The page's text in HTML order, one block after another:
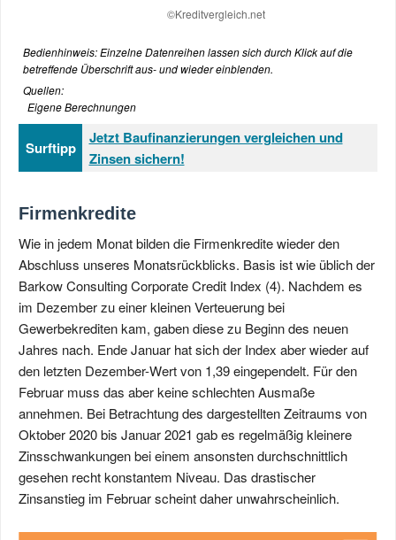
Bedienhinweis: Einzelne Datenreihen lassen sich durch Klick auf die
betreffende Überschrift aus- und wieder einblenden.
Quellen:
Eigene Berechnungen
Surftipp
Jetzt Baufinanzierungen vergleichen und
Zinsen sichern!
Firmenkredite
Wie in jedem Monat bilden die Firmenkredite wieder den
Abschluss unseres Monatsrückblicks. Basis ist wie üblich der
Barkow Consulting Corporate Credit Index (4). Nachdem es
im Dezember zu einer kleinen Verteuerung bei
Gewerbekrediten kam, gaben diese zu Beginn des neuen
Jahres nach. Ende Januar hat sich der Index aber wieder auf
den letzten Dezember-Wert von 1,39 eingependelt. Für den
Februar muss das aber keine schlechten Ausmaße
annehmen. Bei Betrachtung des dargestellten Zeitraums von
Oktober 2020 bis Januar 2021 gab es regelmäßig kleinere
Zinsschwankungen bei einem ansonsten durchschnittlich
gesehen recht konstantem Niveau. Das drastischer
Zinsanstieg im Februar scheint daher unwahrscheinlich.